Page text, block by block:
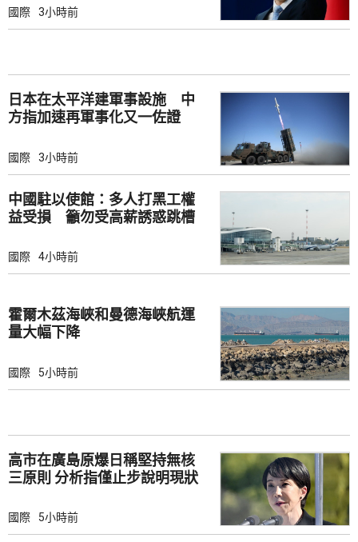
國際 3小時前
日本在太平洋建軍事設施 中
方指加速再軍事化又一佐證
國際 3小時前
中國駐以使館：多人打黑工權
益受損 籲勿受高薪誘惑跳槽
國際 4小時前
霍爾木茲海峽和曼德海峽航運
量大幅下降
國際 5小時前
高市在廣島原爆日稱堅持無核
三原則 分析指僅止步說明現狀
國際 5小時前